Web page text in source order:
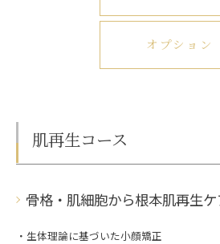
オプション
肌再生コース
骨格・肌細胞から根本肌再生ケ
・生体理論に基づいた小顔矯正